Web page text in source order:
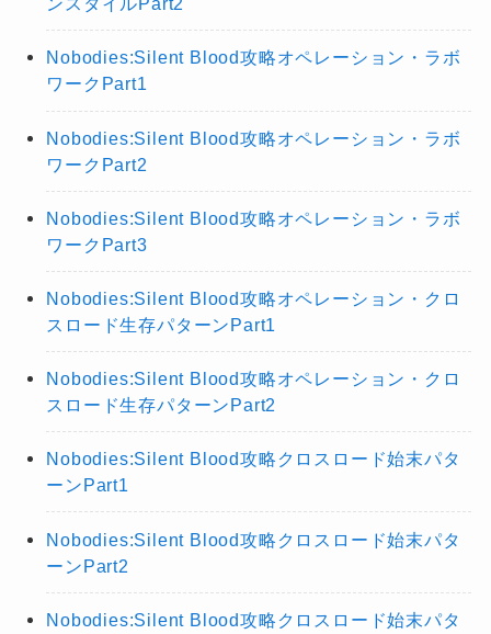
Nobodies:Silent Blood攻略オペレーション・ラボ
ワークPart1
Nobodies:Silent Blood攻略オペレーション・ラボ
ワークPart2
Nobodies:Silent Blood攻略オペレーション・ラボ
ワークPart3
Nobodies:Silent Blood攻略オペレーション・クロ
スロード生存パターンPart1
Nobodies:Silent Blood攻略オペレーション・クロ
スロード生存パターンPart2
Nobodies:Silent Blood攻略クロスロード始末パタ
ーンPart1
Nobodies:Silent Blood攻略クロスロード始末パタ
ーンPart2
Nobodies:Silent Blood攻略クロスロード始末パタ